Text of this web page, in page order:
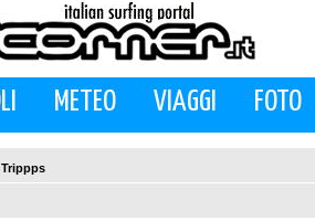
METEO VIAGGI FOTO
Trippps